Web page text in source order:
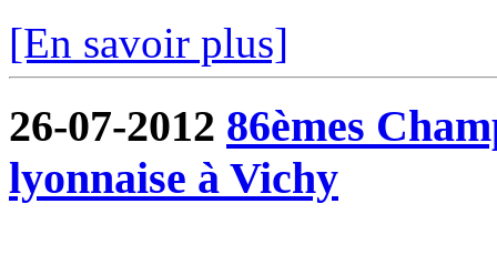
[En savoir plus]
26-07-2012 86èmes
lyonnaise à Vichy